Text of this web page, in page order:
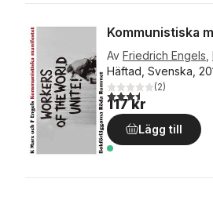
Kommunistiska
Av Friedrich Engels
Häftad, Svenska,
3,5utav 5 stjärnor.
(2)
117 kr
Lägg till